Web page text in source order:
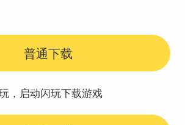
普通下载
，启动闪玩下载游戏